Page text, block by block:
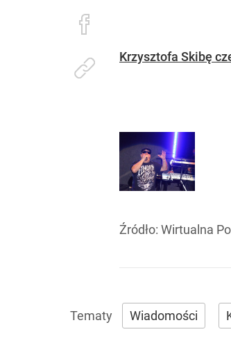
Krzysztofa Skibę
Źródło: Wirtualna
Wiadomości